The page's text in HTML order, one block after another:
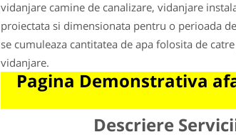
vidanjare camine de canalizare, vidanjare
proiectata si dimensionata pentru o perioada
se cumuleaza cantitatea de apa folosita de
vidanjare.
Pagina Demonstrativa
Descriere